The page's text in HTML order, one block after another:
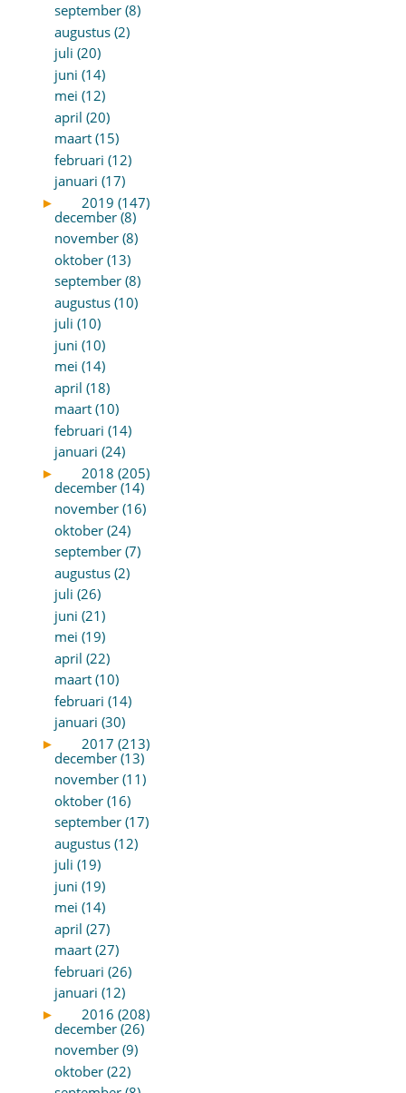
september (8)
augustus (2)
juli (20)
juni (14)
mei (12)
april (20)
maart (15)
februari (12)
januari (17)
►
2019 (147)
december (8)
november (8)
oktober (13)
september (8)
augustus (10)
juli (10)
juni (10)
mei (14)
april (18)
maart (10)
februari (14)
januari (24)
►
2018 (205)
december (14)
november (16)
oktober (24)
september (7)
augustus (2)
juli (26)
juni (21)
mei (19)
april (22)
maart (10)
februari (14)
januari (30)
►
2017 (213)
december (13)
november (11)
oktober (16)
september (17)
augustus (12)
juli (19)
juni (19)
mei (14)
april (27)
maart (27)
februari (26)
januari (12)
►
2016 (208)
december (26)
november (9)
oktober (22)